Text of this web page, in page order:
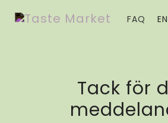
FAQ EN
Tack för